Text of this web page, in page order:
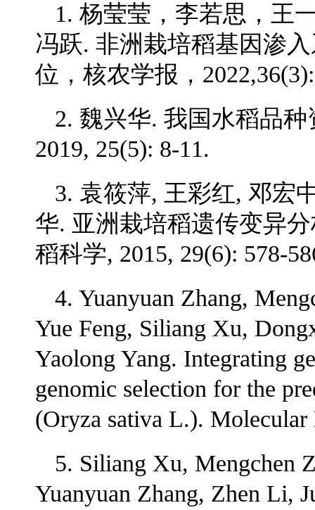
1. 杨莹莹，李若思，王
冯跃. 非洲栽培稻基因渗
位，核农学报，
2. 魏兴华. 我国水稻品
2019, 25(5): 8-11.
3. 袁筱萍, 王彩红, 邓宏
华. 亚洲栽培稻遗传变异
稻科学, 2015, 29(6): 578-
4. Yuanyuan Zhang,
Yue Feng, Siliang Xu,
Yaolong Yang. Integrating
genomic selection for the
(Oryza sativa L.).
5. Siliang Xu, Mengchen
Yuanyuan Zhang, Zhen Li,